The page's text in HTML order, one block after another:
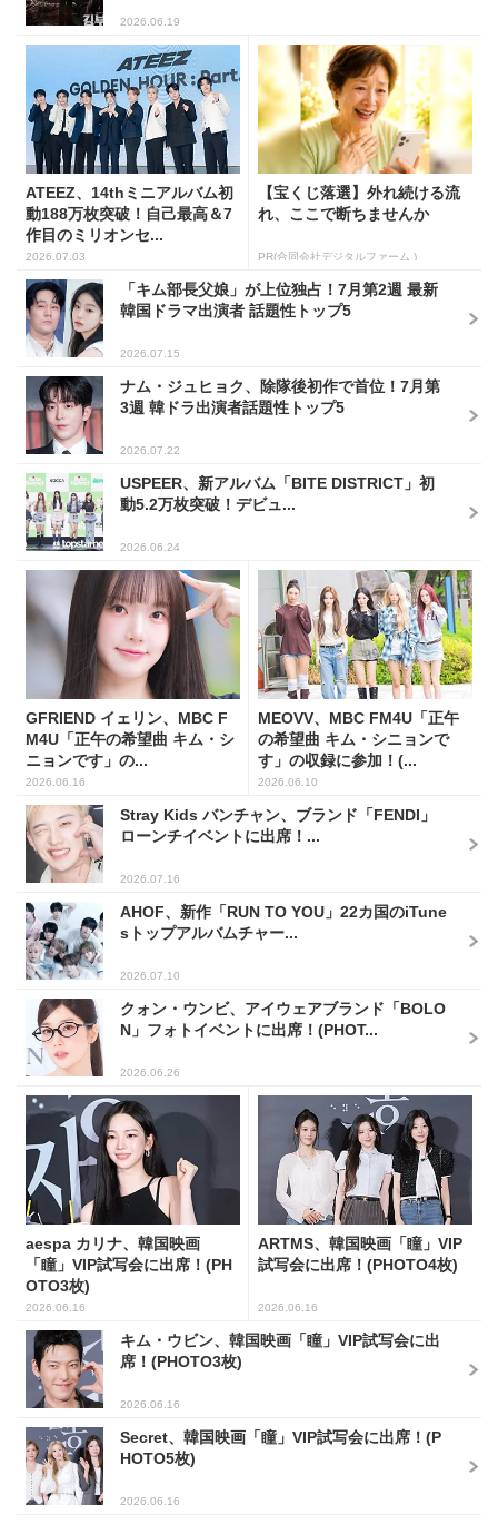
2026.06.19
ATEEZ、14thミニアルバム初
動188万枚突破！自己最高＆7
作目のミリオンセ...
2026.07.03
【宝くじ落選】外れ続ける流
れ、ここで断ちませんか
PR(合同会社デジタルファーム )
「キム部長父娘」が上位独占！7月第2週 最新
韓国ドラマ出演者 話題性トップ5
2026.07.15
ナム・ジュヒョク、除隊後初作で首位！7月第
3週 韓ドラ出演者話題性トップ5
2026.07.22
USPEER、新アルバム「BITE DISTRICT」初
動5.2万枚突破！デビュ...
2026.06.24
GFRIEND イェリン、MBC F
M4U「正午の希望曲 キム・シ
ニョンです」の...
2026.06.16
MEOVV、MBC FM4U「正午
の希望曲 キム・シニョンで
す」の収録に参加！(...
2026.06.10
Stray Kids バンチャン、ブランド「FENDI」
ローンチイベントに出席！...
2026.07.16
AHOF、新作「RUN TO YOU」22カ国のiTune
sトップアルバムチャー...
2026.07.10
クォン・ウンビ、アイウェアブランド「BOLO
N」フォトイベントに出席！(PHOT...
2026.06.26
aespa カリナ、韓国映画
「瞳」VIP試写会に出席！(PH
OTO3枚)
2026.06.16
ARTMS、韓国映画「瞳」VIP
試写会に出席！(PHOTO4枚)
2026.06.16
キム・ウビン、韓国映画「瞳」VIP試写会に出
席！(PHOTO3枚)
2026.06.16
Secret、韓国映画「瞳」VIP試写会に出席！(P
HOTO5枚)
2026.06.16